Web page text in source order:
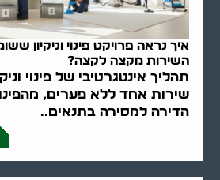
איך נראה פרויקט פינוי וניקיון
השירות מקצה לקצה?
תהליך אינטגרטיבי של פינוי
שירות אחד ללא פערים,
הדירה למסירה בתנאים..